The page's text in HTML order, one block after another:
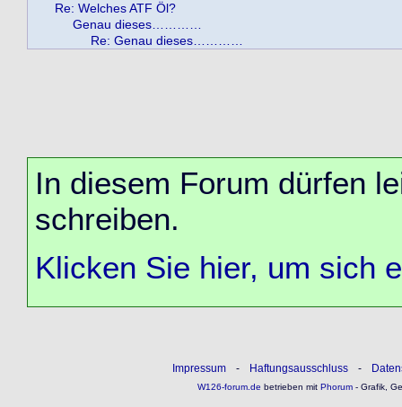
Re: Welches ATF Öl?
Genau dieses…………
Re: Genau dieses…………
In diesem Forum dürfen
schreiben.
Klicken Sie hier, um sich
Impressum - Haftungsausschluss -
W126-forum.de betrieben mitPhorum- Grafik,